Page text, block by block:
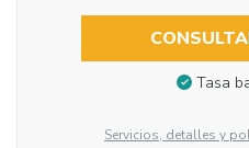
Tasa
Servicios, detalles y